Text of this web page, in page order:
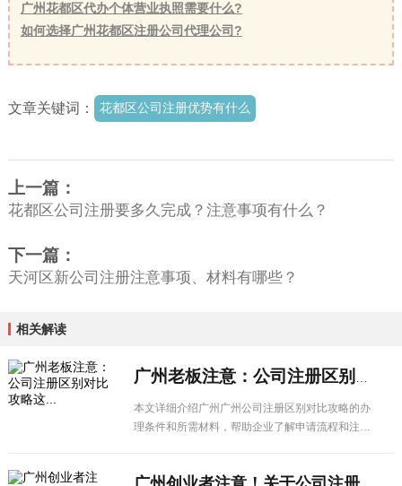
广州花都区代办个体营业执照需要什么?
如何选择广州花都区注册公司代理公司?
文章关键词： 花都区公司注册优势有什么
上一篇：
花都区公司注册要多久完成？注意事项有什么？
下一篇：
天河区新公司注册注意事项、材料有哪些？
相关解读
本文详细介绍广州广州公司注册区别对比攻略的办
理条件和所需材料，帮助企业了解申请流程和注意